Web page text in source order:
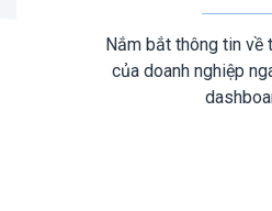
Nắm bắt thông tin về
của doanh nghiệp